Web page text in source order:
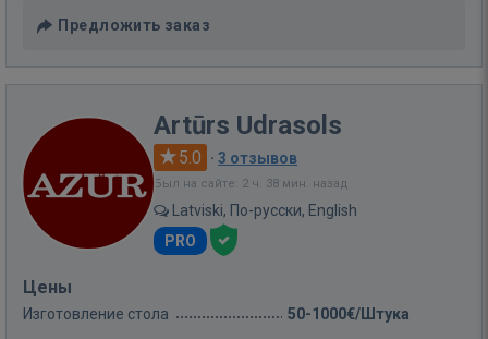
Предложить заказ
Artūrs Udrasols
5.0 · 3 отзывов
Был на сайте: 2 ч. 38 мин. назад
Latviski, По-русски, English
PRO
Цены
Изготовление стола 50-1000€/Штука